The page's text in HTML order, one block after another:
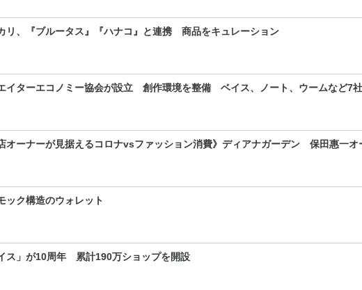
リ、『ブルータス』『ハナコ』と連携 商品をキュレーション
イターエコノミー協会が設立 創作環境を整備 ベイス、ノート、ウームなど7
店オーナーが見据えるコロナvsファッション消費》ディアナガーデン 保田惠一オ
ック構造のウォレット
イス」が10周年 累計190万ショップを開設